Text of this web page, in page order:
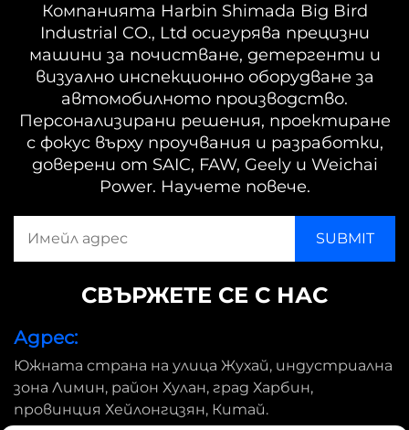
Компанията Harbin Shimada Big Bird
Industrial CO., Ltd осигурява прецизни
машини за почистване, детергенти и
визуално инспекционно оборудване за
автомобилното производство.
Персонализирани решения, проектиране
с фокус върху проучвания и разработки,
доверени от SAIC, FAW, Geely и Weichai
Power. Научете повече.
СВЪРЖЕТЕ СЕ С НАС
Адрес:
Южната страна на улица Жухай, индустриална
зона Лимин, район Хулан, град Харбин,
провинция Хейлонгцзян, Китай.